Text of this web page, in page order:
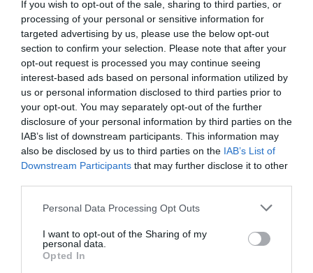
If you wish to opt-out of the sale, sharing to third parties, or
processing of your personal or sensitive information for
targeted advertising by us, please use the below opt-out
section to confirm your selection. Please note that after your
opt-out request is processed you may continue seeing
interest-based ads based on personal information utilized by
us or personal information disclosed to third parties prior to
your opt-out. You may separately opt-out of the further
disclosure of your personal information by third parties on the
IAB’s list of downstream participants. This information may
also be disclosed by us to third parties on the IAB’s List of
Downstream Participants that may further disclose it to other
Personal Data Processing Opt Outs
I want to opt-out of the Sharing of my
personal data.
Opted In
Δημήτρης Καναβαράκης
Χάαλαντ που κάθε μεγάλη ομάδα θέλει να βάλει
στο ρόστερ της (Pics)